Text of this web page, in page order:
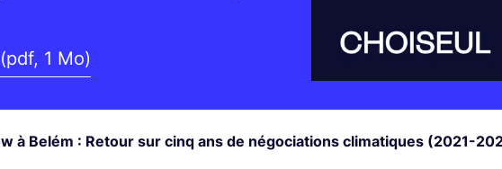
1 Mo)
à Belém : Retour sur cinq ans de négociations climatiques (2021-